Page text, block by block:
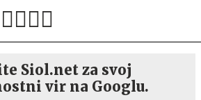
Siol.net za svoj
vir na Googlu.